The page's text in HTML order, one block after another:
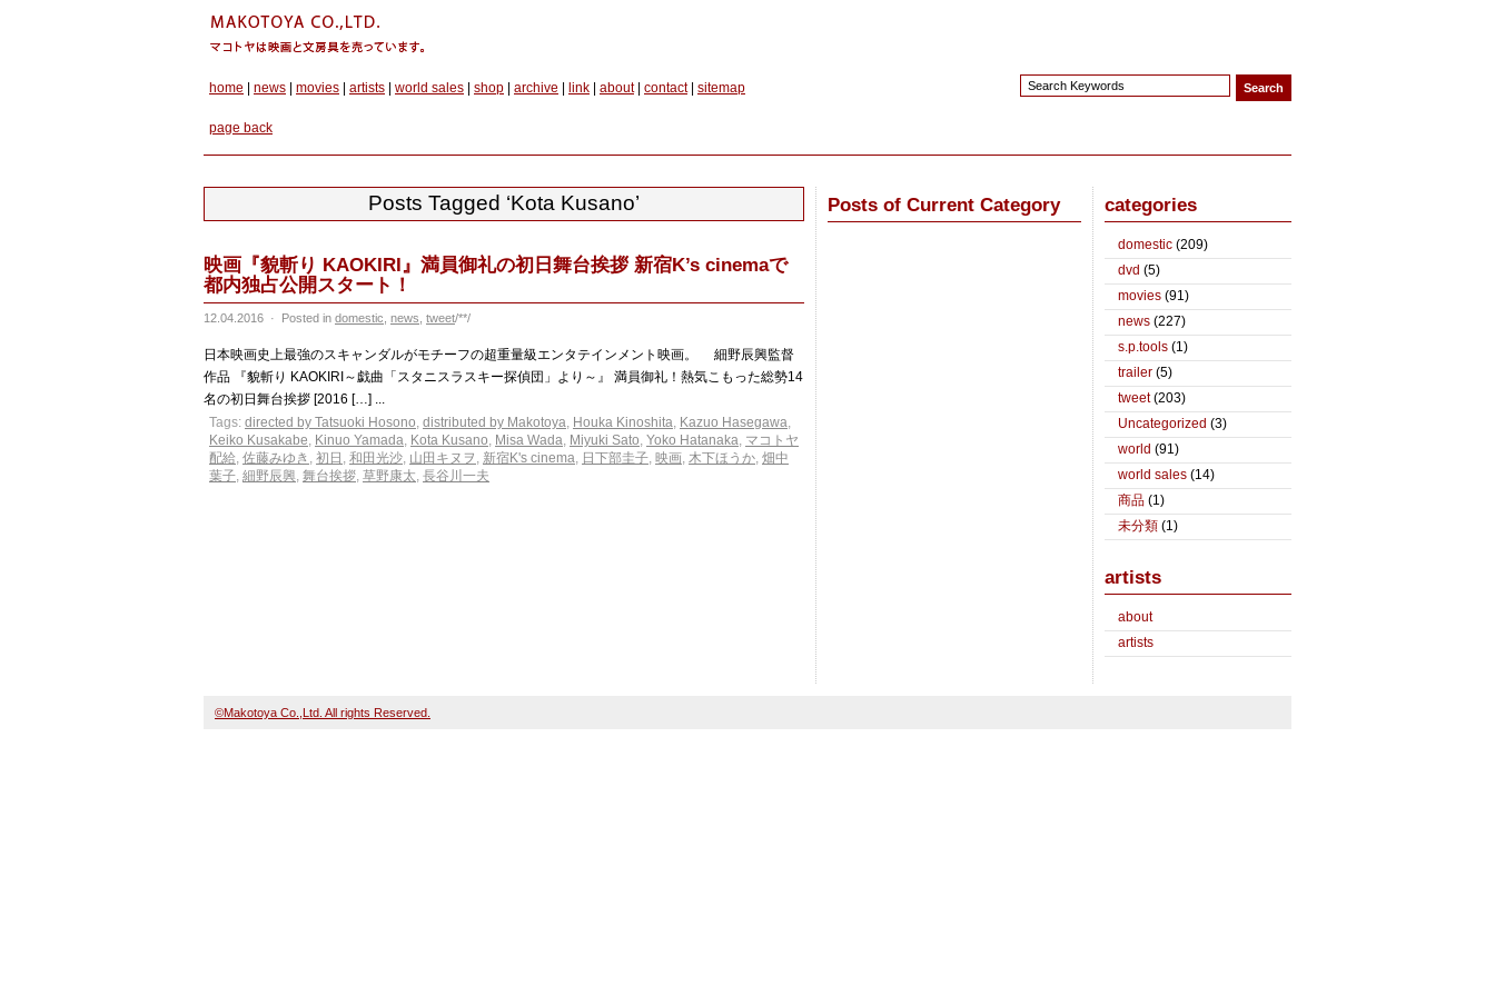
home news movies artists world sales shop archive link about| contact| sitemap
page back
Posts Tagged ‘Kota Kusano’
映画『貌斬り KAOKIRI』満員御礼の初日舞台挨拶 新宿K’s cinemaで
都内独占公開スタート！
12.04.2016 · Posted in domestic news tweet/**/
日本映画史上最強のスキャンダルがモチーフの超重量級エンタテインメント映画。 細野辰興監督
作品 『貌斬り KAOKIRI～戯曲「スタニスラスキー探偵団」より～』 満員御礼！熱気こもった総勢14
名の初日舞台挨拶 [2016 […] ...
Tags: directed by Tatsuoki Hosono, distributed by Makotoya, Houka Kinoshita, Kazuo Hasegawa,
Keiko Kusakabe, Kinuo Yamada, Kota Kusano, Misa Wada, Miyuki Sato, Yoko Hatanaka, マコトヤ
配給, 佐藤みゆき , 初日 , 和田光沙, 山田キヌヲ , 新宿K's cinema, 日下部圭子, 映画, 木下ほうか, 畑中
葉子, 細野辰興, 舞台挨拶, 草野康太, 長谷川一夫
Posts of Current Category categories
domestic (209)
dvd (5)
movies (91)
news (227)
s.p.tools (1)
trailer (5)
tweet(203)
Uncategorized (3)
world (91)
world sales (14)
商品 (1)
未分類 (1)
artists
about
artists
©Makotoya Co.,Ltd. All rights Reserved.